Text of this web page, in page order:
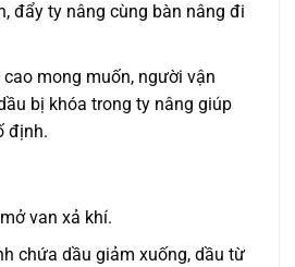
đẩy ty nâng cùng bàn nâng đi
mong muốn, người vận
bị khóa trong ty nâng giúp
định.
van xả khí.
chứa dầu giảm xuống, dầu từ